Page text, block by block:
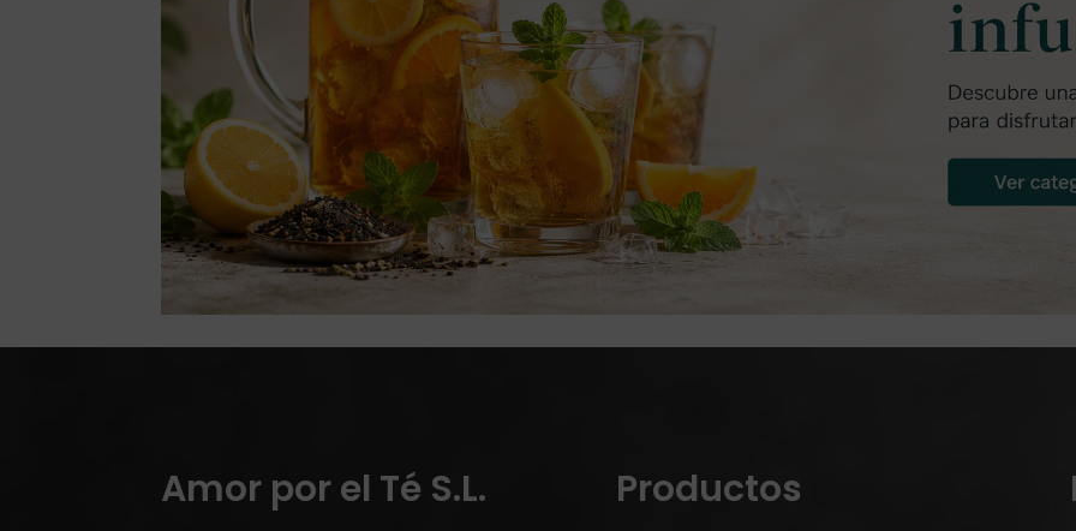
Amor por el Té S.L. Productos